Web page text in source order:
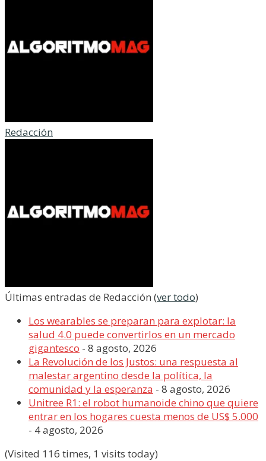
Redacción
Últimas entradas de Redacción (ver todo)
Los wearables se preparan para explotar: la
salud 4.0 puede convertirlos en un mercado
gigantesco - 8 agosto, 2026
La Revolución de los Justos: una respuesta al
malestar argentino desde la política, la
comunidad y la esperanza - 8 agosto, 2026
Unitree R1: el robot humanoide chino que quiere
entrar en los hogares cuesta menos de US$ 5.000
- 4 agosto, 2026
(Visited 116 times, 1 visits today)